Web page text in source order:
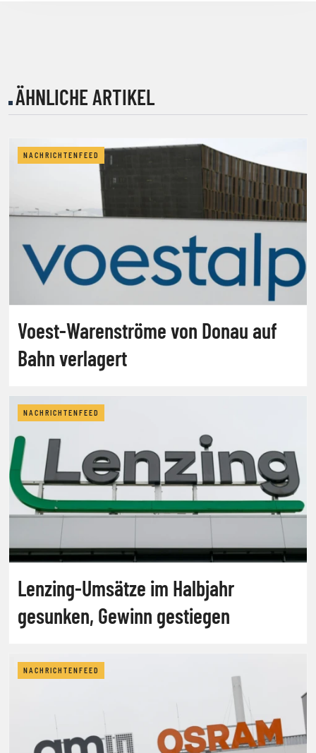
ÄHNLICHE ARTIKEL
NACHRICHTENFEED
Voest-Warenströme von Donau auf
Bahn verlagert
NACHRICHTENFEED
Lenzing-Umsätze im Halbjahr
gesunken, Gewinn gestiegen
NACHRICHTENFEED